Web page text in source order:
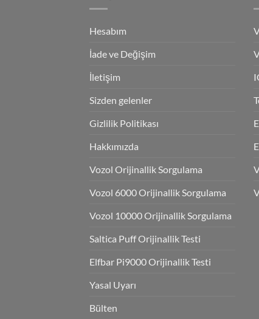
Hesabım
İade ve Değişim
İletişim
Sizden gelenler
Gizlilik Politikası
Hakkımızda
Vozol Orijinallik Sorgulama
Vozol 6000 Orijinallik Sorgulama
Vozol 10000 Orijinallik Sorgulama
Saltica Puff Orijinallik Testi
Elfbar Pi9000 Orijinallik Testi
Yasal Uyarı
Bülten